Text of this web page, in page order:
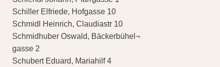
Schiller Elfriede, Hofgasse 10
Schmidl Heinrich, Claudiastr 10
Schmidhuber Oswald, Bäckerbühel¬
gasse 2
Schubert Eduard, Mariahilf 4